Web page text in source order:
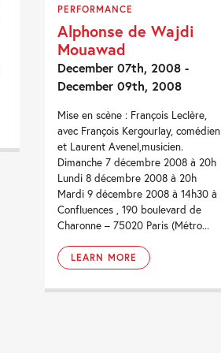
PERFORMANCE
Alphonse de Wajdi
Mouawad
December 07th, 2008 -
December 09th, 2008
Mise en scène : François Leclère,
avec François Kergourlay, comédien
et Laurent Avenel,musicien.
Dimanche 7 décembre 2008 à 20h
Lundi 8 décembre 2008 à 20h
Mardi 9 décembre 2008 à 14h30 à
Confluences , 190 boulevard de
Charonne – 75020 Paris (Métro...
LEARN MORE